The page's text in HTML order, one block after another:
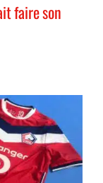
faire son